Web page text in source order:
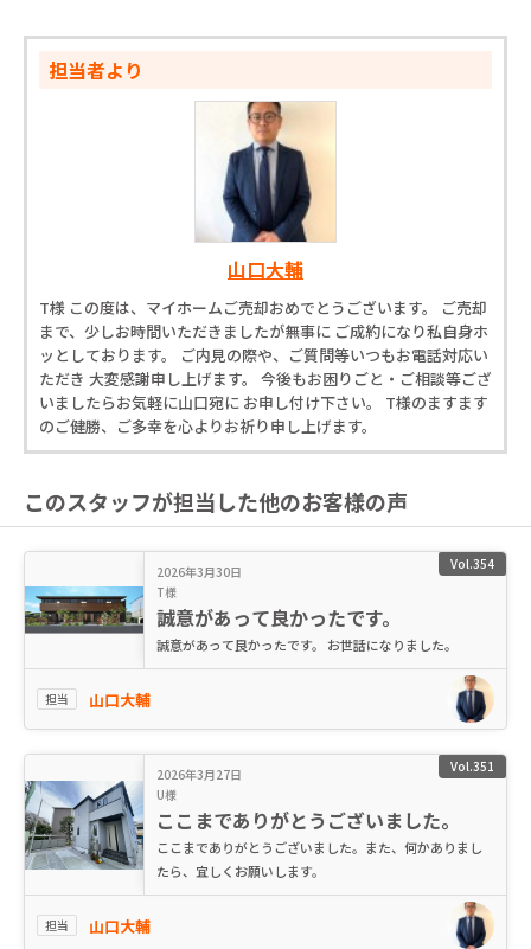
担当者より
山口大輔
T様 この度は、マイホームご売却おめでとうございます。 ご売却
まで、少しお時間いただきましたが無事に ご成約になり私自身ホ
ッとしております。 ご内見の際や、ご質問等いつもお電話対応い
ただき 大変感謝申し上げます。 今後もお困りごと・ご相談等ござ
いましたらお気軽に山口宛に お申し付け下さい。 T様のますます
のご健勝、ご多幸を心よりお祈り申し上げます。
このスタッフが担当した他のお客様の声
Vol.354
2026年3月30日
T様
誠意があって良かったです。
誠意があって良かったです。 お世話になりました。
担当 山口大輔
Vol.351
2026年3月27日
U様
ここまでありがとうございました。
ここまでありがとうございました。また、何かありまし
たら、宜しくお願いします。
担当 山口大輔